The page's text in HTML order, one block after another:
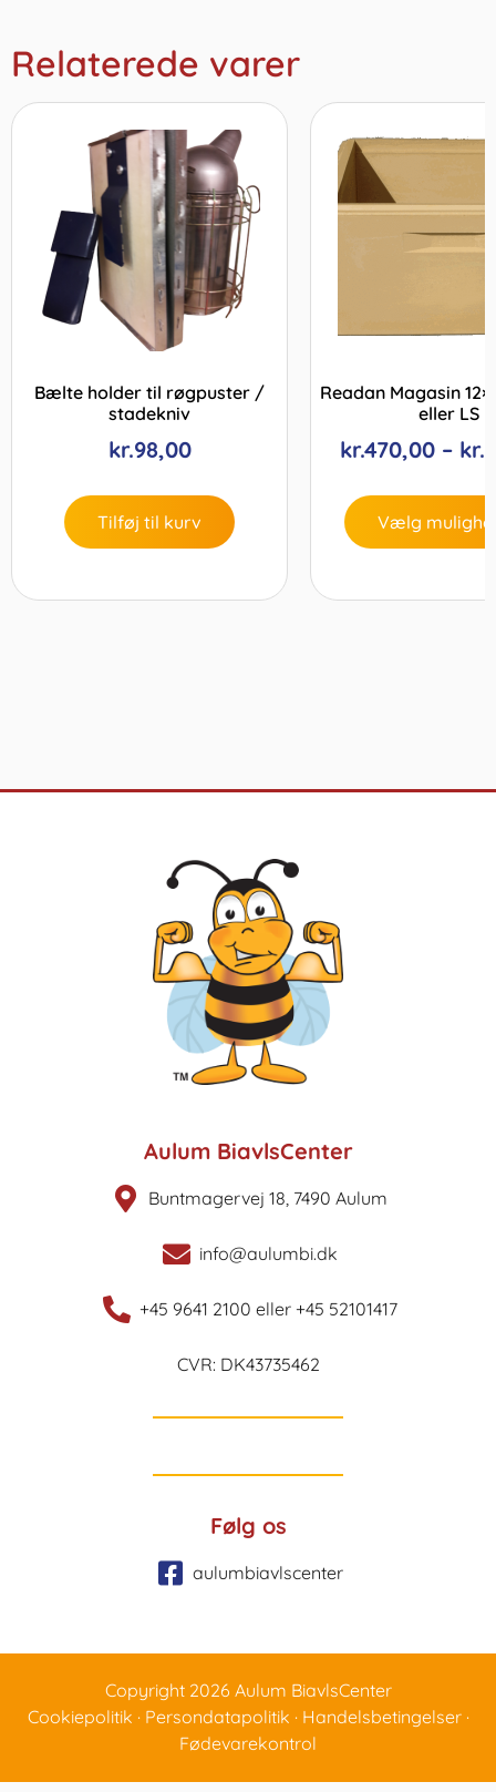
Relaterede varer
Bælte holder til røgpuster /
stadekniv
kr.98,00
Tilføj til kurv
Readan Magasin
eller LS
kr.470,00 – kr.
Vælg
Aulum BiavlsCenter
Buntmagervej 18, 7490 Aulum
info@aulumbi.dk
+45 9641 2100 eller +45 52101417
CVR: DK43735462
Følg os
aulumbiavlscenter
Copyright 2026 Aulum BiavlsCenter
Cookiepolitik · Persondatapolitik · Handelsbetingelser·
Fødevarekontrol